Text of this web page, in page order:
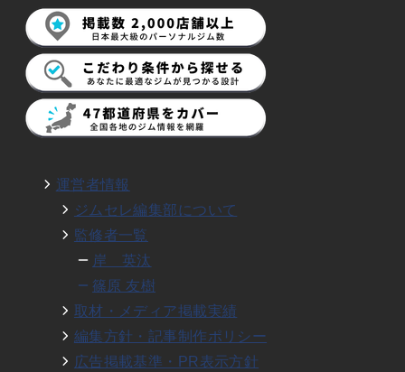
運営者情報
ジムセレ編集部について
監修者一覧
岸 英汰
篠原 友樹
取材・メディア掲載実績
編集方針・記事制作ポリシー
広告掲載基準・PR表示方針